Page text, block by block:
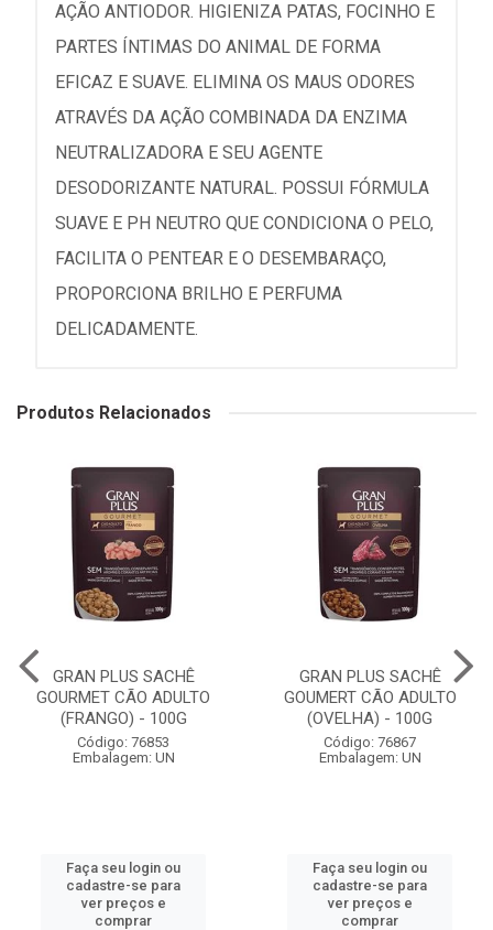
AÇÃO ANTIODOR. HIGIENIZA PATAS, FOCINHO E
PARTES ÍNTIMAS DO ANIMAL DE FORMA
EFICAZ E SUAVE. ELIMINA OS MAUS ODORES
ATRAVÉS DA AÇÃO COMBINADA DA ENZIMA
NEUTRALIZADORA E SEU AGENTE
DESODORIZANTE NATURAL. POSSUI FÓRMULA
SUAVE E PH NEUTRO QUE CONDICIONA O PELO,
FACILITA O PENTEAR E O DESEMBARAÇO,
PROPORCIONA BRILHO E PERFUMA
DELICADAMENTE.
Produtos Relacionados
GRAN PLUS SACHÊ
GOURMET CÃO ADULTO
(FRANGO) - 100G
Código: 76853
Embalagem: UN
Faça seu login ou
cadastre-se para
ver preços e
comprar
GRAN PLUS SACHÊ
GOUMERT CÃO ADULTO
(OVELHA) - 100G
Código: 76867
Embalagem: UN
Faça seu login ou
cadastre-se para
ver preços e
comprar